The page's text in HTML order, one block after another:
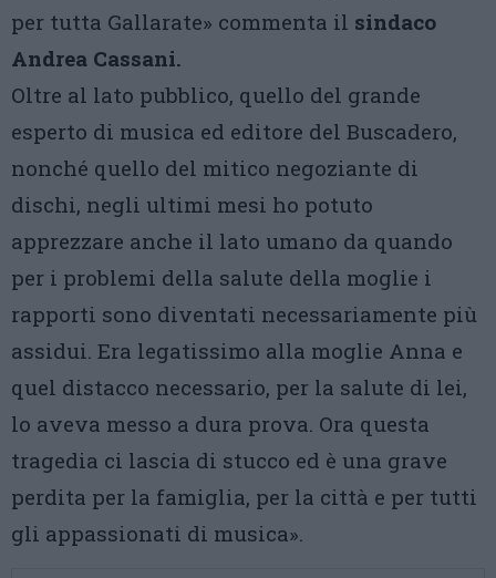
per tutta Gallarate» commenta il sindaco
Andrea Cassani.
Oltre al lato pubblico, quello del grande
esperto di musica ed editore del Buscadero,
nonché quello del mitico negoziante di
dischi, negli ultimi mesi ho potuto
apprezzare anche il lato umano da quando
per i problemi della salute della moglie i
rapporti sono diventati necessariamente più
assidui. Era legatissimo alla moglie Anna e
quel distacco necessario, per la salute di lei,
lo aveva messo a dura prova. Ora questa
tragedia ci lascia di stucco ed è una grave
perdita per la famiglia, per la città e per tutti
gli appassionati di musica».